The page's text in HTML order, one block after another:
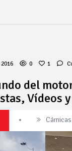
0 1
del
Vídeos
La